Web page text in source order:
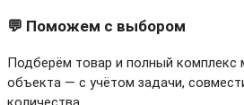
💬 Поможем с выбором
Подберём товар и полный комплекс
объекта — с учётом задачи,